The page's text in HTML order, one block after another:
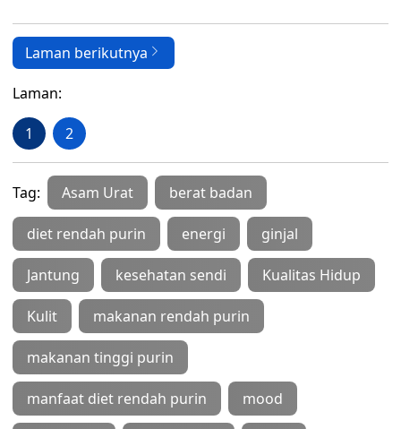
Laman berikutnya
Laman:
1 2
Tag: Asam Urat berat badan
diet rendah purin energi ginjal
Jantung kesehatan sendi Kualitas Hidup
Kulit makanan rendah purin
makanan tinggi purin
manfaat diet rendah purin mood